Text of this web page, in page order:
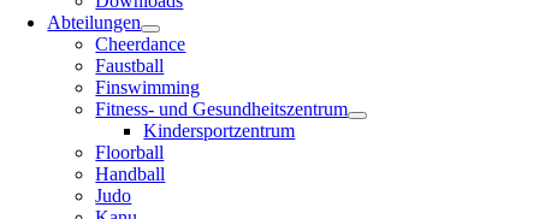
Abteilungen
Cheerdance
Faustball
Finswimming
Fitness- und Gesundheitszentrum
Kindersportzentrum
Floorball
Handball
Judo